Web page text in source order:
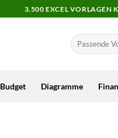
3.500 EXCEL VORLAGEN
Budget Diagramme